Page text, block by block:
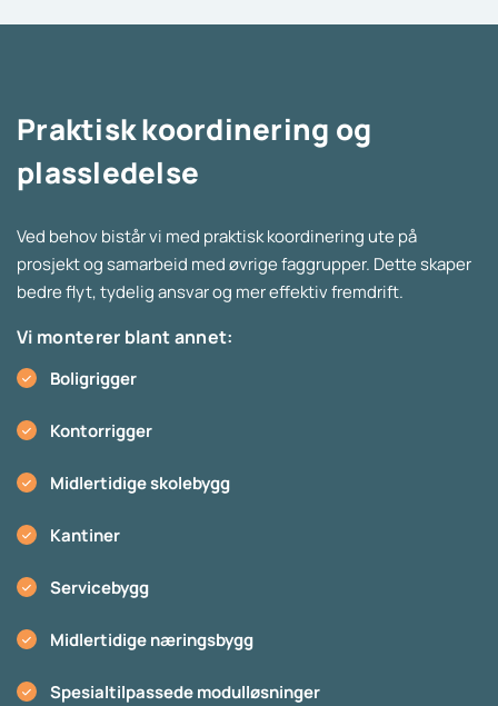
Praktisk koordinering og
plassledelse
Ved behov bistår vi med praktisk koordinering ute på
prosjekt og samarbeid med øvrige faggrupper. Dette skaper
bedre flyt, tydelig ansvar og mer effektiv fremdrift.
Vi monterer blant annet:
Boligrigger
Kontorrigger
Midlertidige skolebygg
Kantiner
Servicebygg
Midlertidige næringsbygg
Spesialtilpassede modulløsninger